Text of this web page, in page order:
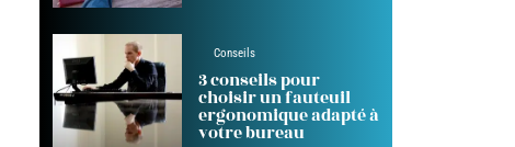
Conseils
3 conseils pour
choisir un fauteuil
ergonomique adapté à
votre bureau